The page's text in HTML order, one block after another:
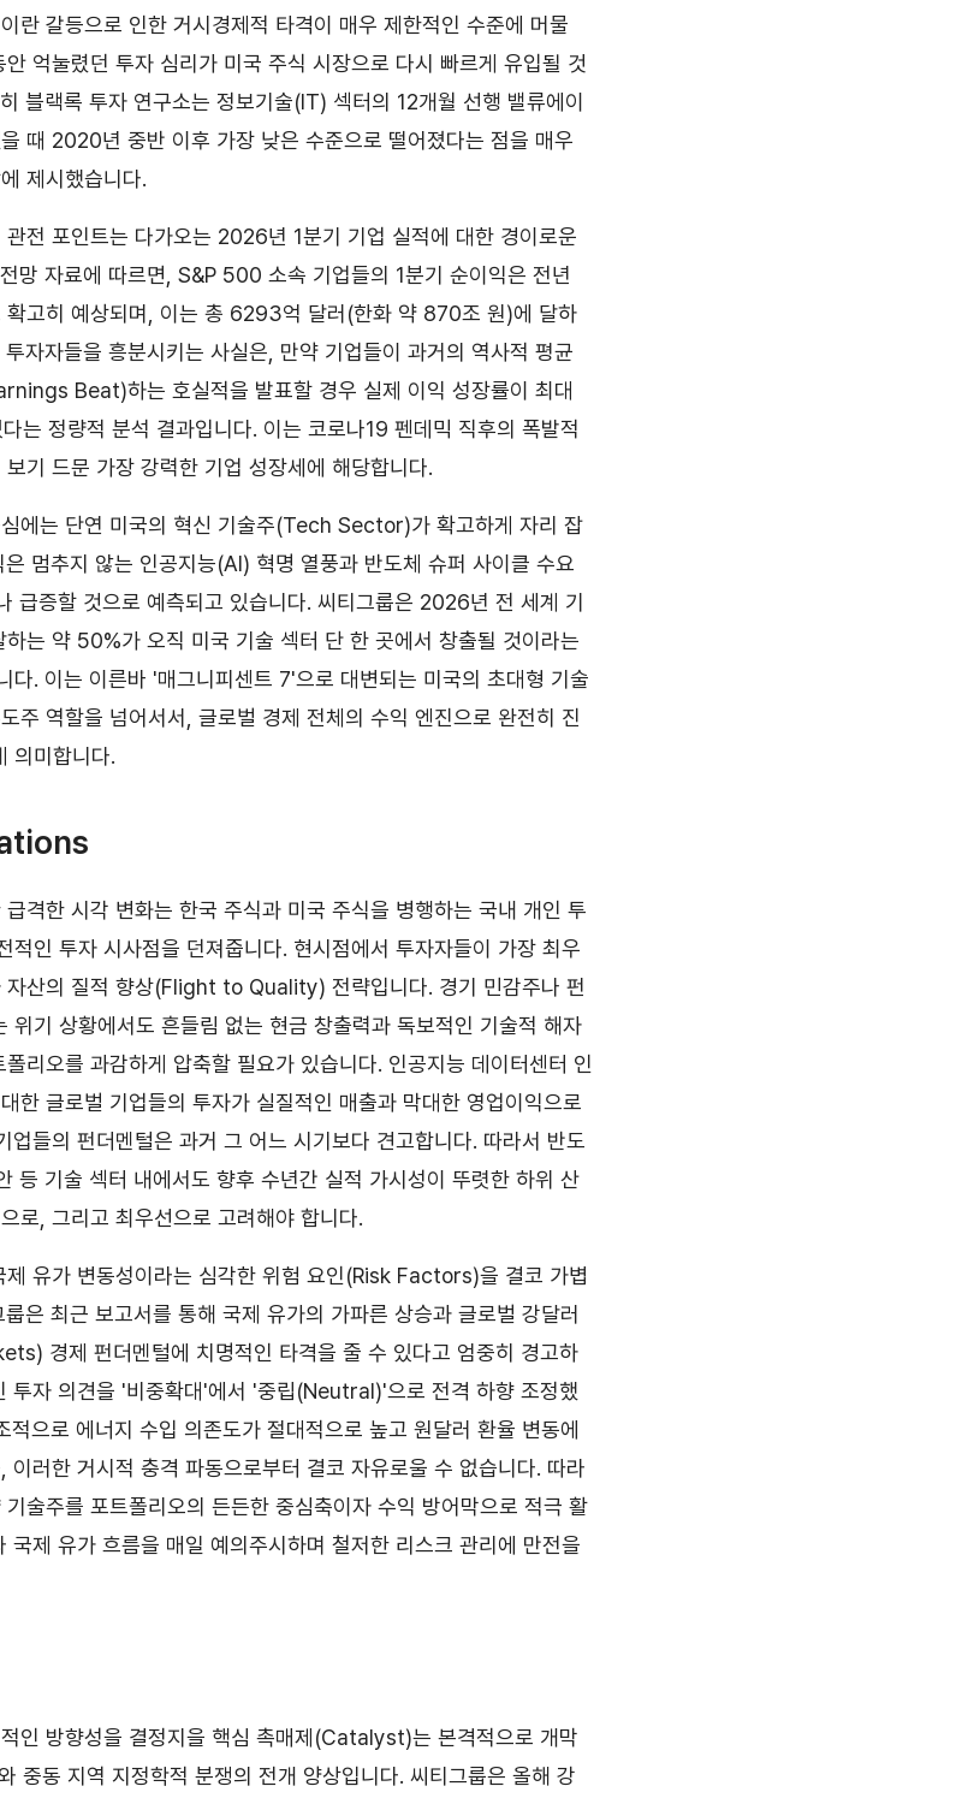
란 갈등으로 인한 거시경제적 타격이 매우 제한적인 수준에 머물
억눌렸던 투자 심리가 미국 주식 시장으로 다시 빠르게 유입될 것
블랙록 투자 연구소는 정보기술(IT) 섹터의 12개월 선행 밸류에이
때 2020년 중반 이후 가장 낮은 수준으로 떨어졌다는 점을 매우
제시했습니다.
전 포인트는 다가오는 2026년 1분기 기업 실적에 대한 경이로운
망 자료에 따르면, S&P 500 소속 기업들의 1분기 순이익은 전년
확고히 예상되며, 이는 총 6293억 달러(한화 약 870조 원)에 달하
자자들을 흥분시키는 사실은, 만약 기업들이 과거의 역사적 평균
Beat)하는 호실적을 발표할 경우 실제 이익 성장률이 최대
는 정량적 분석 결과입니다. 이는 코로나19 펜데믹 직후의 폭발적
기 드문 가장 강력한 기업 성장세에 해당합니다.
에는 단연 미국의 혁신 기술주(Tech Sector)가 확고하게 자리 잡
멈추지 않는 인공지능(AI) 혁명 열풍과 반도체 슈퍼 사이클 수요
급증할 것으로 예측되고 있습니다. 씨티그룹은 2026년 전 세계 기
는 약 50%가 오직 미국 기술 섹터 단 한 곳에서 창출될 것이라는
다. 이는 이른바 '매그니피센트 7'으로 대변되는 미국의 초대형 기술
주 역할을 넘어서서, 글로벌 경제 전체의 수익 엔진으로 완전히 진
의미합니다.
격한 시각 변화는 한국 주식과 미국 주식을 병행하는 국내 개인 투
적인 투자 시사점을 던져줍니다. 현시점에서 투자자들이 가장 최우
자산의 질적 향상(Flight to Quality) 전략입니다. 경기 민감주나 펀
위기 상황에서도 흔들림 없는 현금 창출력과 독보적인 기술적 해자
리오를 과감하게 압축할 필요가 있습니다. 인공지능 데이터센터 인
한 글로벌 기업들의 투자가 실질적인 매출과 막대한 영업이익으로
업들의 펀더멘털은 과거 그 어느 시기보다 견고합니다. 따라서 반도
등 기술 섹터 내에서도 향후 수년간 실적 가시성이 뚜렷한 하위 산
로, 그리고 최우선으로 고려해야 합니다.
제 유가 변동성이라는 심각한 위험 요인(Risk Factors)을 결코 가볍
은 최근 보고서를 통해 국제 유가의 가파른 상승과 글로벌 강달러
경제 펀더멘털에 치명적인 타격을 줄 수 있다고 엄중히 경고하
투자 의견을 '비중확대'에서 '중립(Neutral)'으로 전격 하향 조정했
으로 에너지 수입 의존도가 절대적으로 높고 원달러 환율 변동에
이러한 거시적 충격 파동으로부터 결코 자유로울 수 없습니다. 따라
술주를 포트폴리오의 든든한 중심축이자 수익 방어막으로 적극 활
국제 유가 흐름을 매일 예의주시하며 철저한 리스크 관리에 만전을
인 방향성을 결정지을 핵심 촉매제(Catalyst)는 본격적으로 개막
중동 지역 지정학적 분쟁의 전개 양상입니다. 씨티그룹은 올해 강